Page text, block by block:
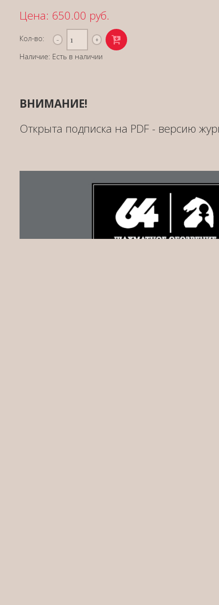
Цена: 650.00 руб.
Кол-во:
Наличие: Есть в наличии
ВНИМАНИЕ!
Открыта подписка на PDF - версию